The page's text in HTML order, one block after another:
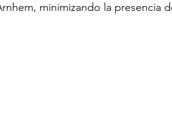
minimizando la presencia